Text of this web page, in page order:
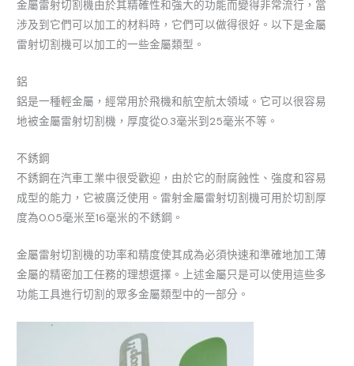
金屬雷射切割機由於其精確性和強大的功能而變得非常流行，當
涉及到它們可以加工的材料時，它們可以做得很好。以下是金屬
雷射切割機可以加工的一些金屬類型。
鋁
鋁是一種輕金屬，經常用於飛機和航空航太領域。它可以很容易
地被金屬雷射切割機，厚度從0.3毫米到25毫米不等。
不銹鋼
不銹鋼在汽車工業中很受歡迎，由於它的耐腐蝕性、強度和容易
成型的能力，它被廣泛使用。雷射金屬雷射切割機可用於切割厚
度為0.05毫米至16毫米的不銹鋼。
金屬雷射切割機的功率和精度使其成為必須快速和準確地加工薄
金屬的精密加工任務的理想選擇。上述金屬只是可以使用這些多
功能工具進行切割的眾多金屬類型中的一部分。